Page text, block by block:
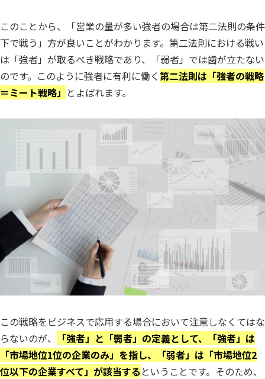
このことから、「営業の量が多い強者の場合は第二法則の条件
下で戦う」方が良いことがわかります。第二法則における戦い
は「強者」が取るべき戦略であり、「弱者」では歯が立たない
のです。このように強者に有利に働く第二法則は「強者の戦略
＝ミート戦略」 とよばれます。
この戦略をビジネスで応用する場合において注意しなくてはな
らないのが、
「強者」と「弱者」の定義として、「強者」は
「市場地位1位の企業のみ」を指し、「弱者」は「市場地位2
位以下の企業すべて」が該当する ということです。そのため、